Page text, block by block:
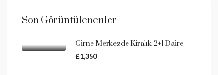
Son Görüntülenenler
Girne Merkezde Kiralık 2+1 Daire
£1,350